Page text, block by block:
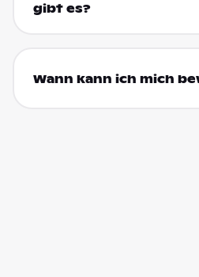
gibt es?
Wann kann ich mich